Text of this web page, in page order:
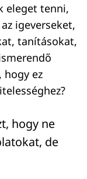
eleget tenni,
igeverseket,
tanításokat,
hogy ez
hogy ne
de